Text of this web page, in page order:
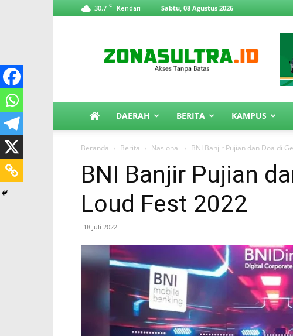
30.7 C Kendari Sabtu, 08 Agustus 2026
DAERAH BERITA KAMPUS
Beranda Berita Nasional BNI Banjir Pujian dan Doa di
BNI Banjir Pujian
Loud Fest 2022
18 Juli 2022